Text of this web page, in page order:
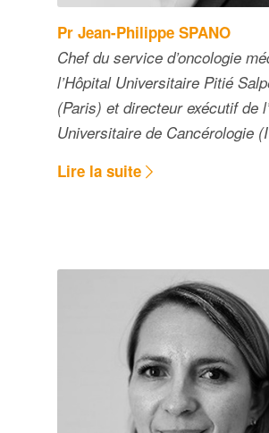
Pr Jean-Philippe SPANO
Chef du service d’oncologie
l’Hôpital Universitaire Pitié
(Paris) et directeur exécutif de
Universitaire de Cancérologie
Lire la suite